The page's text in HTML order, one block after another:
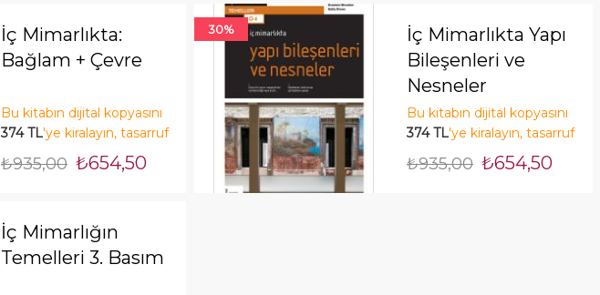
İç Mimarlıkta:
Bağlam + Çevre
Bu kitabın dijital kopyasını
374 TL'ye kiralayın, tasarruf
edin! Şimdi Kirala!
₺935,00 ₺654,50
30%
İç Mimarlıkta Yapı
Bileşenleri ve
Nesneler
Bu kitabın dijital kopyasını
374 TL'ye kiralayın, tasarruf
edin! Şimdi Kirala!
₺935,00 ₺654,50
İç Mimarlığın
Temelleri 3. Basım